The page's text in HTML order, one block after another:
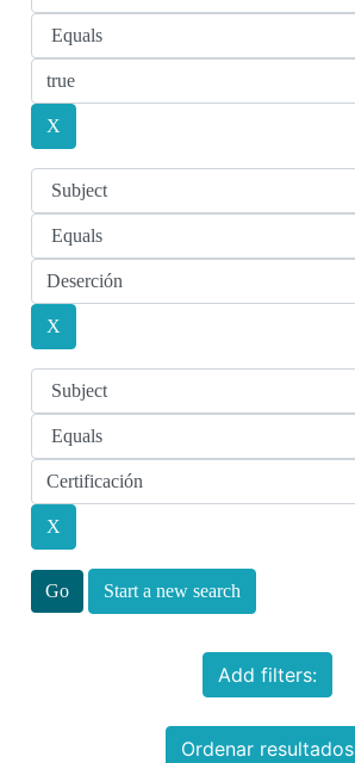
Start a new search
Add filters:
Ordenar resultados